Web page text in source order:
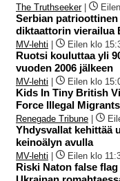
The Truthseeker|
Serbian
diktaattorin vierailua
MV-lehti | Eilen klo
Ruotsi kouluttaa yli
vuoden 2006 jälkeen
MV-lehti | Eilen klo
Kids In Tiny British
Force Illegal
Renegade Tribune |
Yhdysvallat kehittää
keinoälyn avulla
MV-lehti | Eilen klo
Riski Naton false